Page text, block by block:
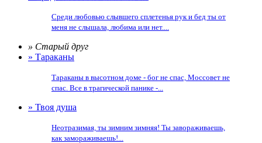
Среди любовью слывшего сплетенья рук и бед ты от
меня не слышала, любима или нет....
» Старый друг
» Тараканы
Тараканы в высотном доме - бог не спас, Моссовет не
спас. Все в трагической панике -...
» Твоя душа
Неотразимая, ты зимним зимняя! Ты завораживаешь,
как замораживаешь!...